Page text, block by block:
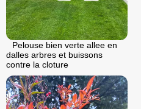
Pelouse bien verte allee en
dalles arbres et buissons
contre la cloture